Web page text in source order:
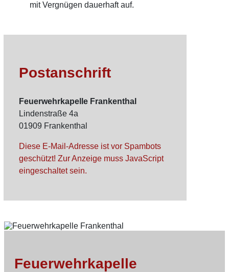
mit Vergnügen dauerhaft auf.
Postanschrift
Feuerwehrkapelle Frankenthal
Lindenstraße 4a
01909 Frankenthal
Diese E-Mail-Adresse ist vor Spambots
geschützt! Zur Anzeige muss JavaScript
eingeschaltet sein.
Feuerwehrkapelle